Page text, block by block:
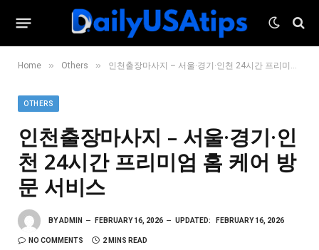
Home » Others » 인천출장마사지 – 서울·경기·인천 24시간 프리미엄 홈 케어 방문 서비스
OTHERS
인천출장마사지 – 서울·경기·인
천 24시간 프리미엄 홈 케어 방
문 서비스
BYADMIN FEBRUARY 16, 2026 UPDATED: FEBRUARY 16, 2026
NO COMMENTS 2 MINS READ